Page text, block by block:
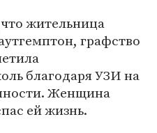
жительница
графство
благодаря УЗИ на
Женщина
ей жизнь.